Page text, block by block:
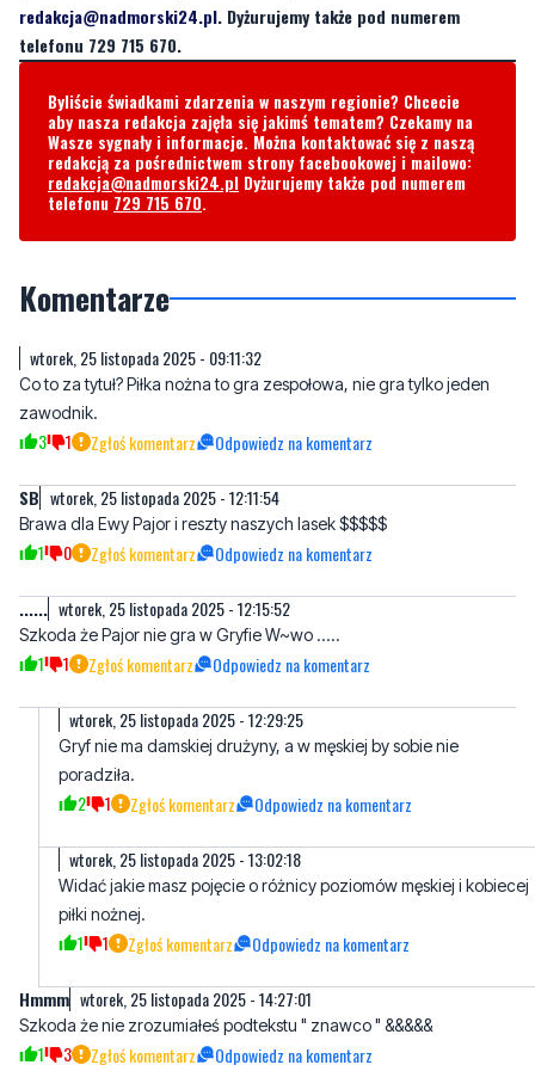
Byliście świadkami zdarzenia w naszym regionie? Chcecie
aby nasza redakcja zajęła się jakimś tematem? Czekamy na
Wasze sygnały i informacje. Można kontaktować się z naszą
redakcja@nadmorski24.plDyżurujemy także pod numerem
telefonu729 715 670.
Komentarze
Co to za tytuł? Piłka nożna to gra zespołowa, nie gra tylko jeden
3 1 Zgłoś komentarz Odpowiedz na komentarz
SB wtorek, 25 listopada 2025 - 12:11:54
Brawa dla Ewy Pajor i reszty naszych lasek $$$$$
...... wtorek, 25 listopada 2025 - 12:15:52
Szkoda że Pajor nie gra w Gryfie W~wo .....
wtorek, 25 listopada 2025 - 12:29:25
Gryf nie ma damskiej drużyny, a w męskiej by sobie nie
2 1 Zgłoś komentarz Odpowiedz na komentarz
wtorek, 25 listopada 2025 - 13:02:18
Widać jakie masz pojęcie o różnicy poziomów męskiej i kobiecej
1 1 Zgłoś komentarz Odpowiedz na komentarz
Hmmm wtorek, 25 listopada 2025 - 14:27:01
Szkoda że nie zrozumiałeś podtekstu " znawco " &&&&&